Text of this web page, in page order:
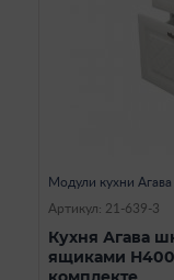
Модули кухни Агава
Артикул: 21-639-3
Кухня Агава
ящиками Н400-